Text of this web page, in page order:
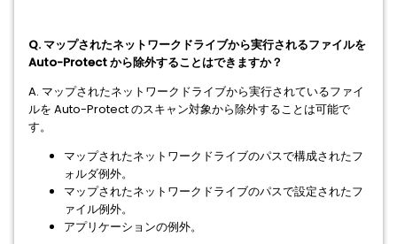
Q. マップされたネットワークドライブから実行されるファイルを
Auto-Protect から除外することはできますか？
A. マップされたネットワークドライブから実行されているファイ
ルを Auto-Protect のスキャン対象から除外することは可能で
す。
マップされたネットワークドライブのパスで構成されたフ
ォルダ例外。
マップされたネットワークドライブのパスで設定されたフ
ァイル例外。
アプリケーションの例外。